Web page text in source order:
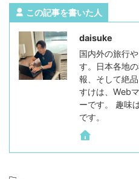
この記事を書いた人
daisuke
国内外の旅行
す。日本各地
報、そして絶
すけは、Web
ーです。 趣味
です。